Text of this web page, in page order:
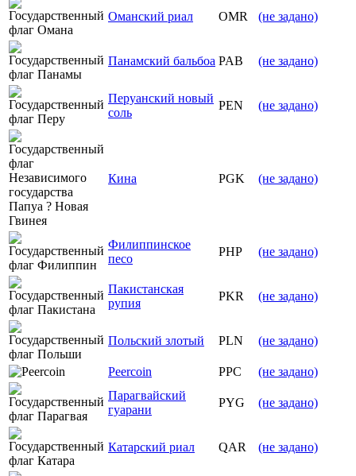
Оманский риал OMR (не задано)
Панамский бальбоа PAB (не задано)
Перуанский новый
соль
PEN (не задано)
Кина PGK (не задано)
Филиппинское
песо
PHP (не задано)
Пакистанская
рупия
PKR (не задано)
Польский злотый PLN (не задано)
Peercoin PPC
(не задано)
Парагвайский
гуарани
PYG (не задано)
Катарский риал QAR (не задано)